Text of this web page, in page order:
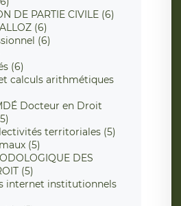
DE PARTIE CIVILE (6)
(6)
(6)
(6)
calculs arithmétiques
Docteur en Droit
territoriales (5)
(5)
DES
(5)
internet institutionnels